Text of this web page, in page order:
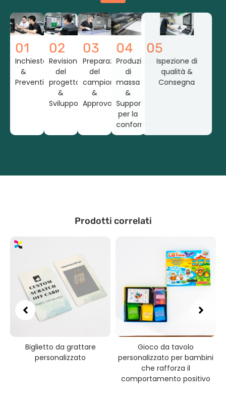
01
Inchiesta
&
Preventivo
02
Revisione
del
progetto
&
Sviluppo
03
Preparazione
del
campione
&
Approvazione
04
Produzione
di
massa
&
Supporto
per la
conformità
05
Ispezione di
qualità &
Consegna
Prodotti correlati
Biglietto da grattare
personalizzato
Gioco da tavolo
personalizzato per bambini
che rafforza il
comportamento positivo